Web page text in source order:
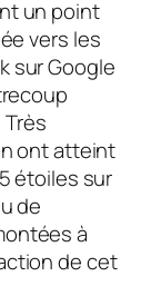
un point
vers les
sur Google
Très
ont atteint
étoiles sur
de
à
de cet